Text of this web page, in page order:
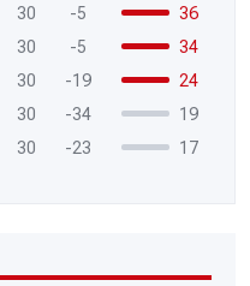
30 -5
36
30 -5
34
30 -19
24
30 -34
19
30 -23 17